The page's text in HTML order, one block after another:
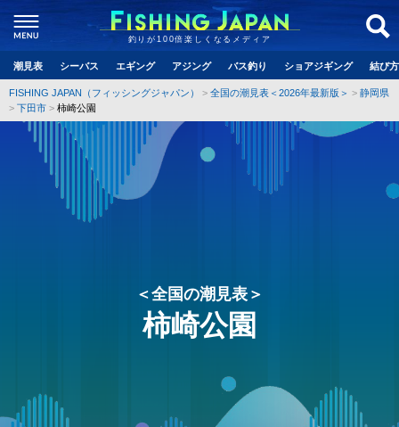
釣りが100倍楽しくなるメディア
潮見表 シーバス エギング アジング バス釣り ショアジギング 結び
FISHING JAPAN（フィッシングジャパン） 全国の潮見表＜2026年最新版＞
静岡県
下田市
柿崎公園
＜全国の潮見表＞
柿崎公園